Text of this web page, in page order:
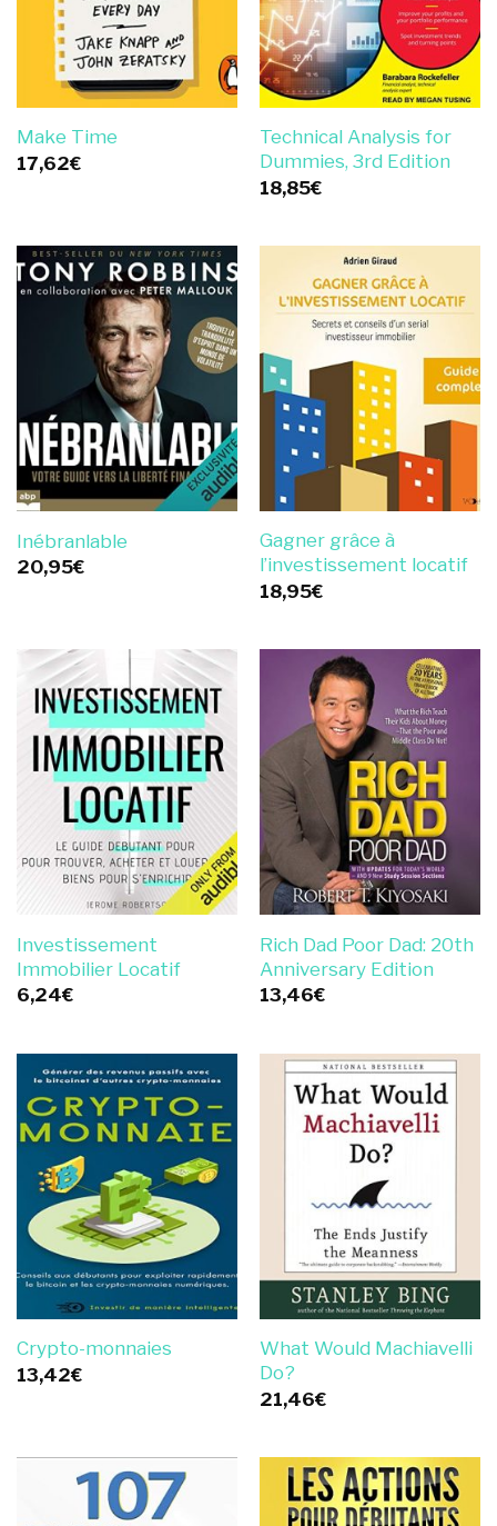
Make Time
17,62€
Technical Analysis for
Dummies, 3rd Edition
18,85€
Inébranlable
20,95€
Gagner grâce à
l’investissement locatif
18,95€
Investissement
Immobilier Locatif
6,24€
Rich Dad Poor Dad: 20th
Anniversary Edition
13,46€
Crypto-monnaies
13,42€
What Would Machiavelli
Do?
21,46€